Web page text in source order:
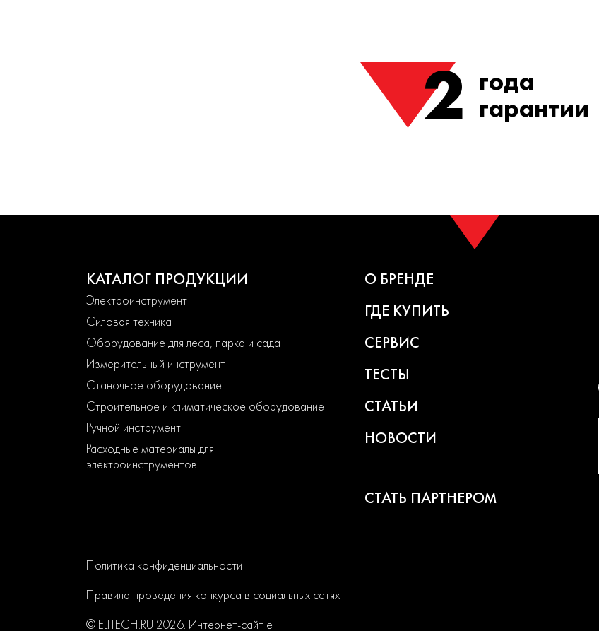
2 года
гарантии
КАТАЛОГ ПРОДУКЦИИ
Электроинструмент
Силовая техника
Оборудование для леса, парка и сада
Измерительный инструмент
Станочное оборудование
Строительное и климатическое оборудование
Ручной инструмент
Расходные материалы для
электроинструментов
О БРЕНДЕ
ГДЕ КУПИТЬ
СЕРВИС
ТЕСТЫ
СТАТЬИ
НОВОСТИ
СТАТЬ ПАРТНЕРОМ
Политика конфиденциальности
Правила проведения конкурса в социальных сетях
© ELITECH.RU 2026. Интернет-сайт elitech.ru носит исключительно информационный характер и не